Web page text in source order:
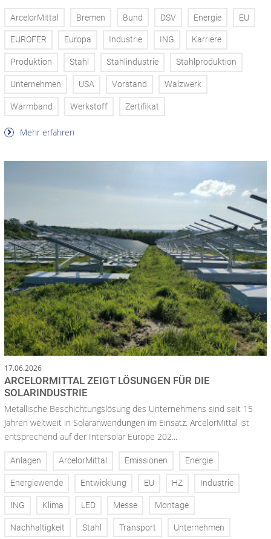
ArcelorMittal Bremen Bund DSV Energie EU
EUROFER Europa Industrie ING Karriere
Produktion Stahl Stahlindustrie Stahlproduktion
Unternehmen USA Vorstand Walzwerk
Warmband Werkstoff Zertifikat
Mehr erfahren
17.06.2026
ARCELORMITTAL ZEIGT LÖSUNGEN FÜR DIE
SOLARINDUSTRIE
Metallische Beschichtungslösung des Unternehmens sind seit 15
Jahren weltweit in Solaranwendungen im Einsatz. ArcelorMittal ist
entsprechend auf der Intersolar Europe 202...
Anlagen ArcelorMittal Emissionen Energie
Energiewende Entwicklung EU HZ Industrie
ING Klima LED Messe Montage
Nachhaltigkeit Stahl Transport Unternehmen